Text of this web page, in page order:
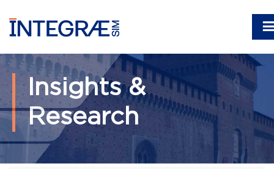
Insights &
Research